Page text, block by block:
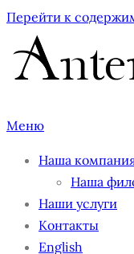
Перейти к
Меню
Наша
Наша
Наши услуги
Контакты
English